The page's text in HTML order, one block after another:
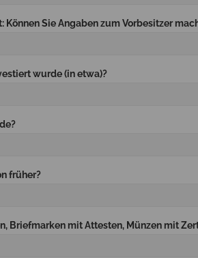
Können Sie Angaben zum Vorbesitzer
wurde (in etwa)?
früher?
Briefmarken mit Attesten, Münzen mit